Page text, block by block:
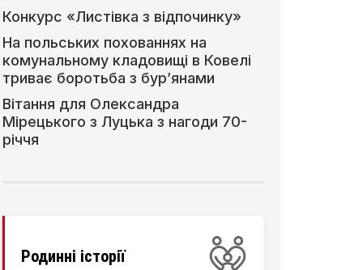
Конкурс «Листівка з відпочинку»
На польських похованнях на
комунальному кладовищі в Ковелі
триває боротьба з бур’янами
Вітання для Олександра
Мірецького з Луцька з нагоди 70-
річчя
Родинні історії